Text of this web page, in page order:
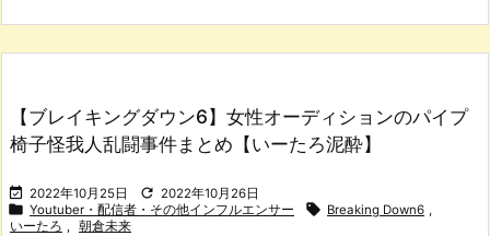
【ブレイキングダウン6】女性オーディションのパイプ
椅子怪我人乱闘事件まとめ【いーたろ泥酔】
 2022年10月25日  2022年10月26日
 Youtuber・配信者・その他インフルエンサー  Breaking Down6 ,
いーたろ , 朝倉未来